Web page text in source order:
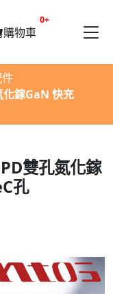
購物車
0+提醒購物車數量
化鎵GaN 快充
雙孔氮化鎵
孔